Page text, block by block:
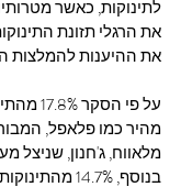
לתינוקות, כאשר
את הרגלי תזונת
את ההיענות להמלצות
על פי
מהיר כמו פלאפל,
מלאווח, ג'חנון, שניצל